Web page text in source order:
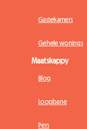
Gastekamers
Gehele wonings
Maatskappy
Blog
Loopbane
Pers